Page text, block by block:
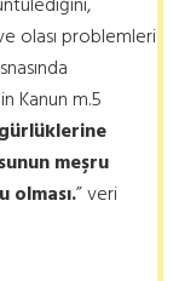
olası problemleri
Kanun m.5
meşru
olması.” veri